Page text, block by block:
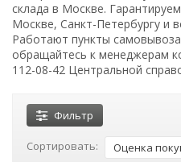
склада в Москве.
Москве, Санкт-Петербургу и
Работают пункты
обращайтесь к менеджерам
112-08-42 Центральной
Фильтр
Сортировать: Оценка